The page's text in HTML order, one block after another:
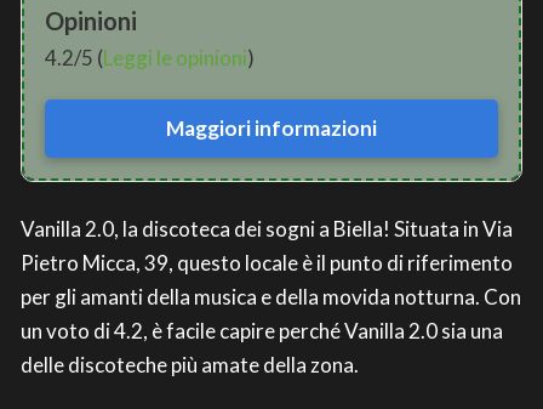
Opinioni
4.2/5 (Leggi le opinioni)
Maggiori informazioni
Vanilla 2.0, la discoteca dei sogni a Biella! Situata in Via
Pietro Micca, 39, questo locale è il punto di riferimento
per gli amanti della musica e della movida notturna. Con
un voto di 4.2, è facile capire perché Vanilla 2.0 sia una
delle discoteche più amate della zona.